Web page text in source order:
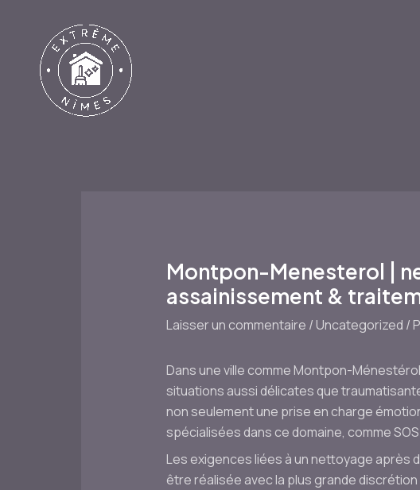
contenu
Montpon-Menesterol |
assainissement &
Laisser un commentaire /Uncategorized /
Dans une ville comme Montpon-
situations aussi délicates que
non seulement une prise en charge
spécialisées dans ce domaine, comme
Les exigences liées à un nettoyage après
être réalisée avec la plus grande